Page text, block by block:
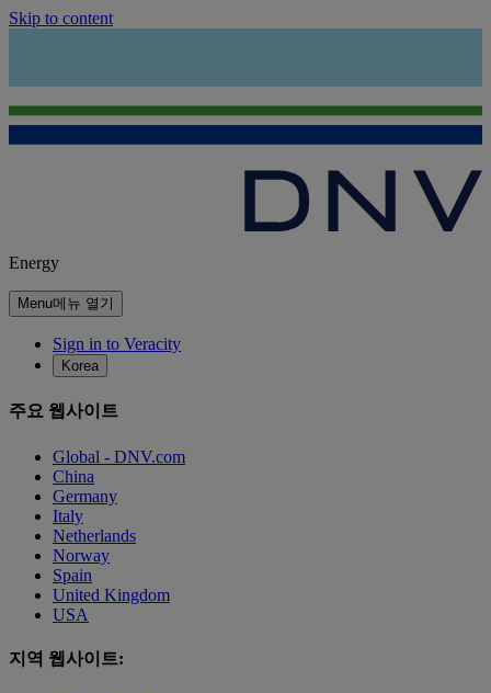
Skip to content
Energy
Menu메뉴 열기
Sign in to Veracity
Korea
주요 웹사이트
Global - DNV.com
China
Germany
Italy
Netherlands
Norway
Spain
United Kingdom
USA
지역 웹사이트: